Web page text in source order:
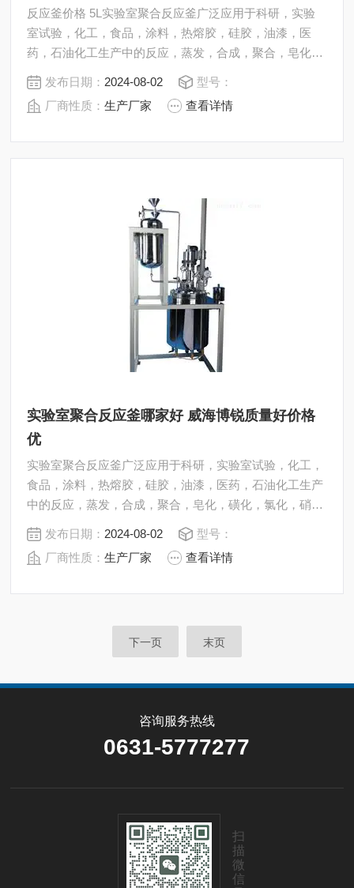
反应釜价格 5L实验室聚合反应釜广泛应用于科研，实验
室试验，化工，食品，涂料，热熔胶，硅胶，油漆，医
药，石油化工生产中的反应，蒸发，合成，聚合，皂化，
磺化，氯化，硝化等工艺过程的压力容器。 内表面采用镜
面抛光，确保卫生洁净*。 所有反应釜均可接受客户的个
性化定制。
发布日期： 2024-08-02
型号：
厂商性质：生产厂家 查看详情
实验室聚合反应釜哪家好 威海博锐质量好价格
优
实验室聚合反应釜广泛应用于科研，实验室试验，化工，
食品，涂料，热熔胶，硅胶，油漆，医药，石油化工生产
中的反应，蒸发，合成，聚合，皂化，磺化，氯化，硝化
等工艺过程的压力容器。 内表面采用镜面抛光，确保卫生
洁净*。 实验室聚合反应釜哪家好 威海博锐质量好价格优
所有均可接受客户的个性化定制。
发布日期： 2024-08-02
型号：
厂商性质：生产厂家 查看详情
下一页 末页
咨询服务热线
0631-5777277
扫
描
微
信